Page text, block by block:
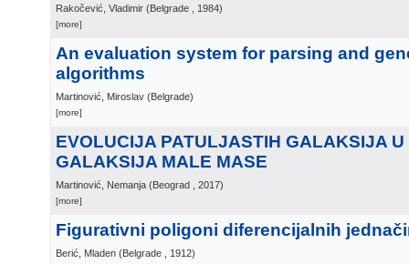
Rakočević, Vladimir (Belgrade , 1984)
[more]
An evaluation system for parsing and
algorithms
Martinović, Miroslav (Belgrade)
[more]
EVOLUCIJA PATULJASTIH GALAKSIJA U
GALAKSIJA MALE MASE
Martinović, Nemanja (Beograd , 2017)
[more]
Figurativni poligoni diferencijalnih
Berić, Mladen (Belgrade , 1912)